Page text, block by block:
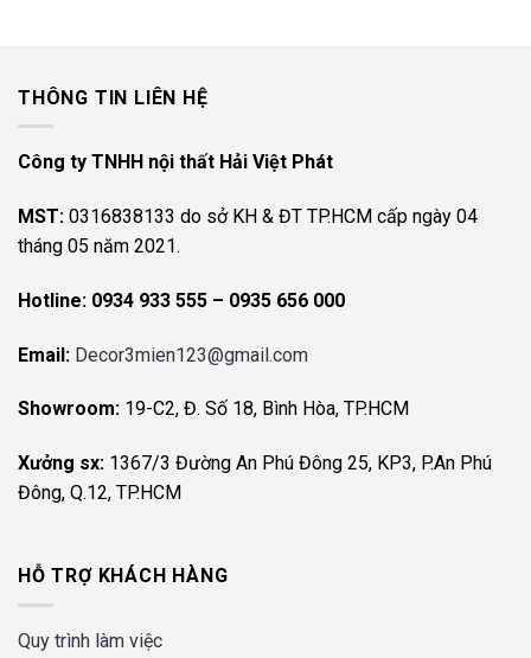
THÔNG TIN LIÊN HỆ
Công ty TNHH nội thất Hải Việt Phát
MST: 0316838133 do sở KH & ĐT TP.HCM cấp ngày 04
tháng 05 năm 2021.
Hotline: 0934 933 555 – 0935 656 000
Email: Decor3mien123@gmail.com
Showroom: 19-C2, Đ. Số 18, Bình Hòa, TP.HCM
Xưởng sx: 1367/3 Đường An Phú Đông 25, KP3, P.An Phú
Đông, Q.12, TP.HCM
HỖ TRỢ KHÁCH HÀNG
Quy trình làm việc